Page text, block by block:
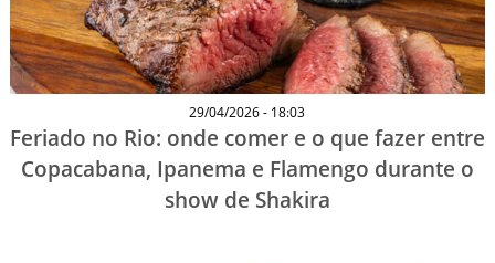
29/04/2026 - 18:03
Feriado no Rio: onde comer e o que fazer entre
Copacabana, Ipanema e Flamengo durante o
show de Shakira